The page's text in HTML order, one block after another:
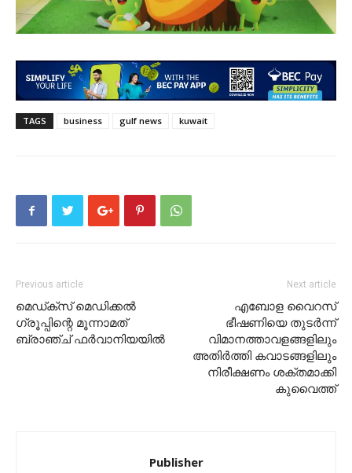
TAGS business gulf news kuwait
Previous article
മെഡ്ക്സ് മെഡിക്കൽ
ഗ്രൂപ്പിന്റെ മൂന്നാമത്
ബ്രാഞ്ച് ഫർവാനിയയിൽ
Next article
എബോള വൈറസ്
ഭീഷണിയെ തുടർന്ന്
വിമാനത്താവളങ്ങളിലും
അതിർത്തി കവാടങ്ങളിലും
നിരീക്ഷണം ശക്തമാക്കി
കുവൈത്ത്
Publisher